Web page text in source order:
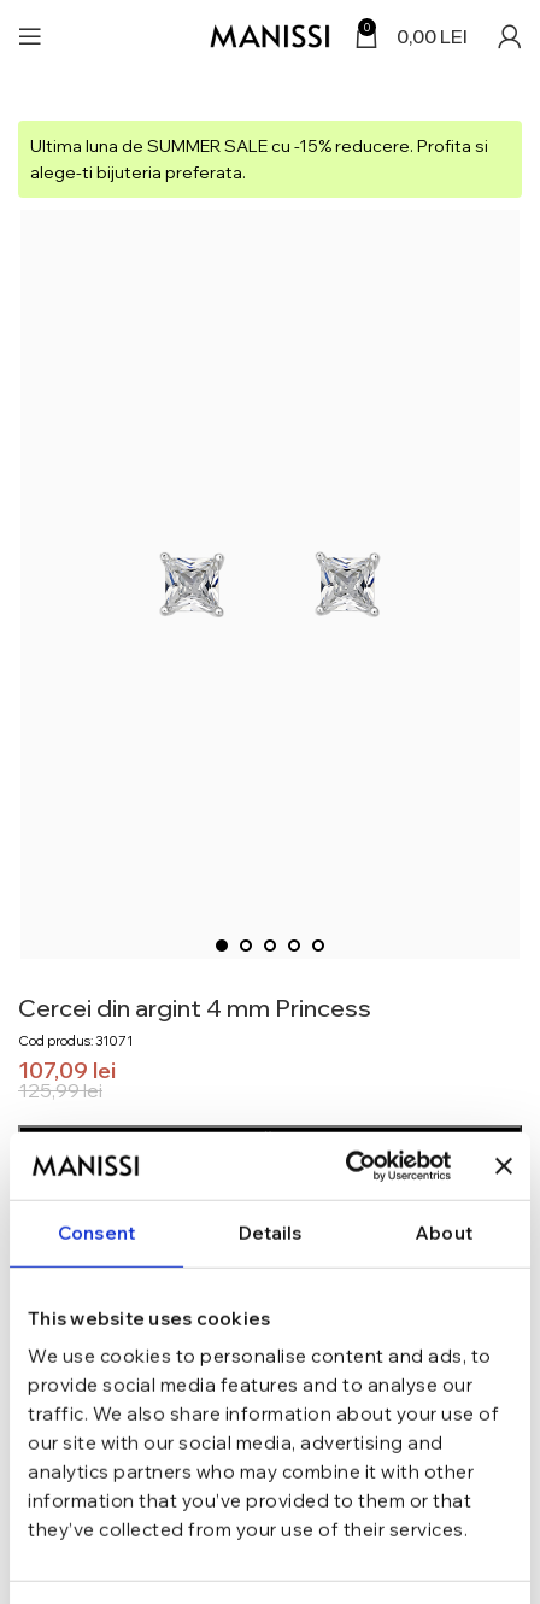
Consent Details About
This website uses cookies
We use cookies to personalise content and ads, to
provide social media features and to analyse our
traffic. We also share information about your use of
our site with our social media, advertising and
analytics partners who may combine it with other
information that you’ve provided to them or that
they’ve collected from your use of their services.
0 0,00 LEI
Ultima luna de SUMMER SALE cu -15% reducere. Profita si
alege-ti bijuteria preferata.
Cercei din argint 4 mm Princess
Cod produs: 31071
125,99lei
107,09 lei
TRANSPORT GRATUIT la comenzi de peste 289 lei
GARANTIE DE CONFORMITATE Cumperi fara griji
CULOARE Argintiu
INCHIDERE Tija si cheita
TIP Cu pietre